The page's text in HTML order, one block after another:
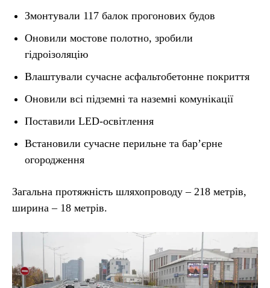
Змонтували 117 балок прогонових будов
Оновили мостове полотно, зробили
гідроізоляцію
Влаштували сучасне асфальтобетонне покриття
Оновили всі підземні та наземні комунікації
Поставили LED-освітлення
Встановили сучасне перильне та бар’єрне
огородження
Загальна протяжність шляхопроводу – 218 метрів,
ширина – 18 метрів.